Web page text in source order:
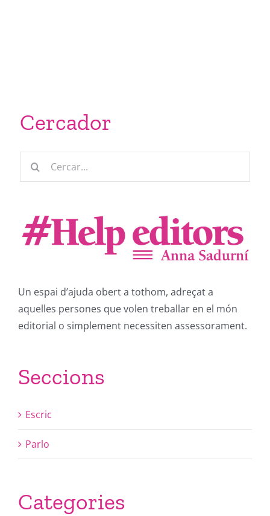
Cercador
Cerca
Un espai d’ajuda obert a tothom, adreçat a
aquelles persones que volen treballar en el món
editorial o simplement necessiten assessorament.
Seccions
Escric
Parlo
Categories